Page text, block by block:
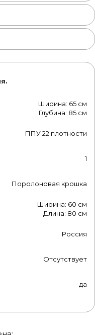
Ширина: 65 см
Глубина: 85 см
ППУ 22 плотности
1
Поролоновая крошка
Ширина: 60 см
Длина: 80 см
Россия
Отсутствует
да